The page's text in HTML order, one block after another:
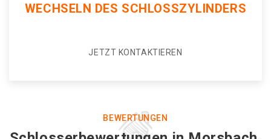
WECHSELN DES SCHLOSSZYLINDERS
JETZT KONTAKTIEREN
BEWERTUNGEN